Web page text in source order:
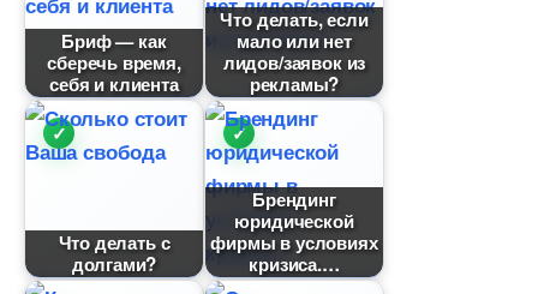
Бриф — как
сберечь время,
себя и клиента
Что делать, если
мало или нет
лидов/заявок из
рекламы?
Что делать с
долгами?
Брендин
юридической
фирмы в условиях
кризиса.